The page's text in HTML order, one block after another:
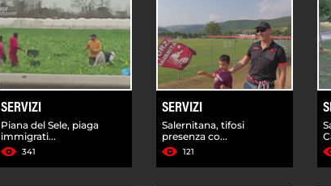
SERVIZI
Piana del Sele, piaga
immigrati...
341
SERVIZI
Salernitana, tifosi
presenza co...
121